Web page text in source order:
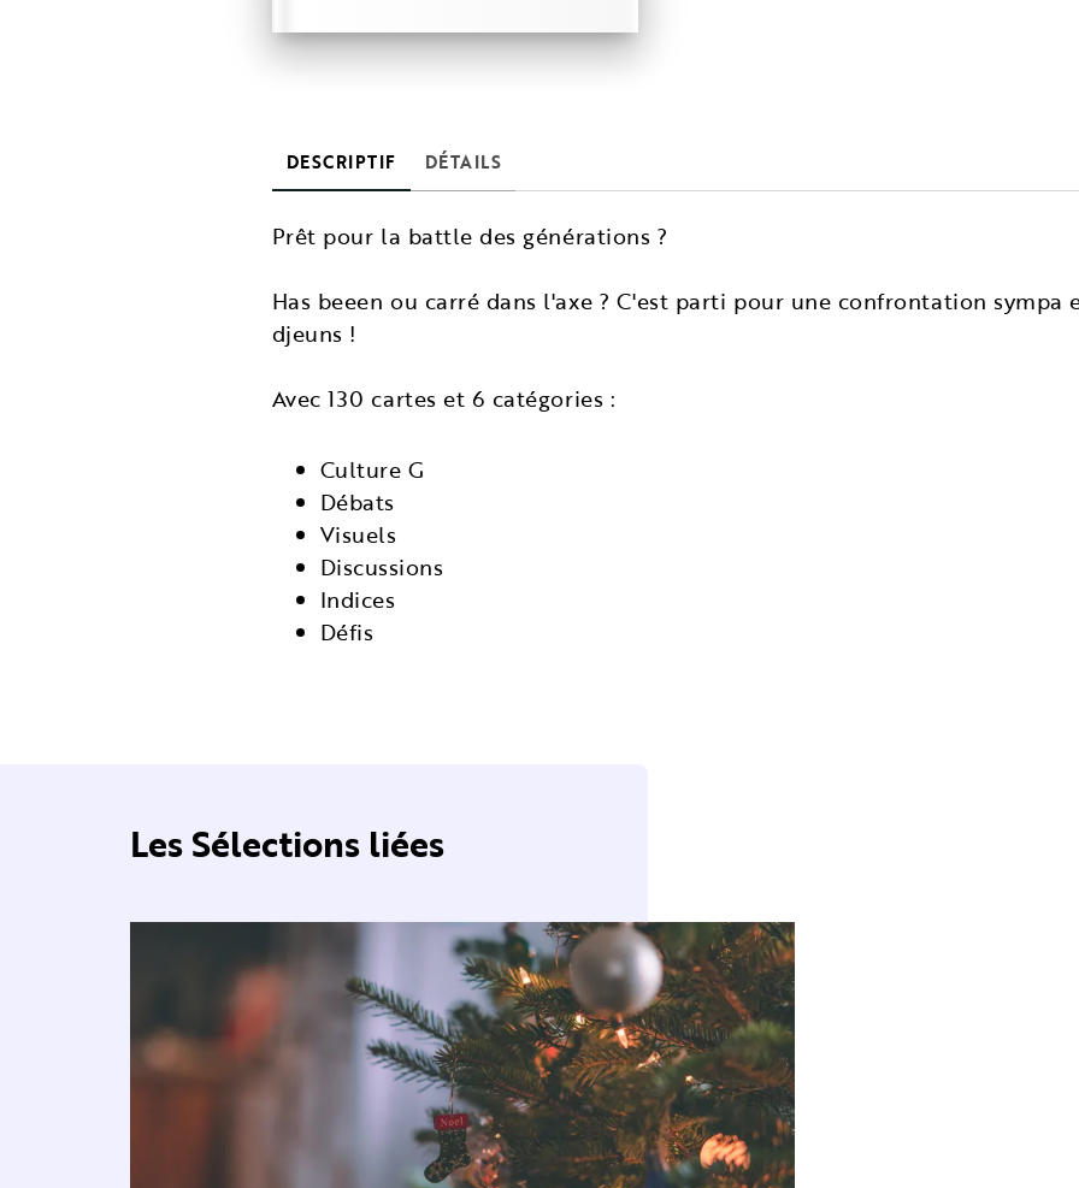
DESCRIPTIF DÉTAILS
Prêt pour la battle des générations ?
Has beeen ou carré dans l'axe ? C'est parti pour une confrontation
djeuns !
Avec 130 cartes et 6 catégories :
Culture G
Débats
Visuels
Discussions
Indices
Défis
Les Sélections liées